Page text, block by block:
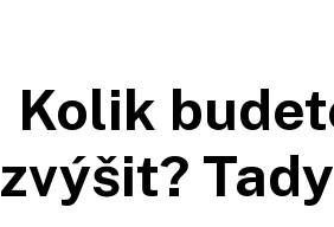
Kolik
zvýšit?